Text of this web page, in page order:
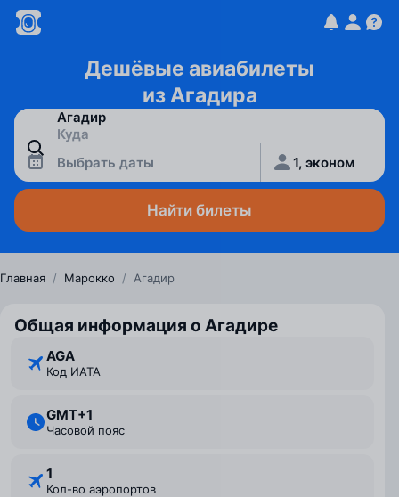
Дешёвые авиабилеты
из Агадира
Выбрать даты 1, эконом
Найти билеты
Главная / Марокко / Агадир
Общая информация о Агадире
AGA
Код ИАТА
GMT+1
Часовой пояс
1
Кол-во аэропортов